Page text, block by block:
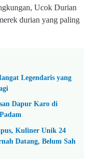
Ucok Durian
durian yang paling
Legendaris yang
Dapur Karo di
Kuliner Unik 24
Datang, Belum Sah